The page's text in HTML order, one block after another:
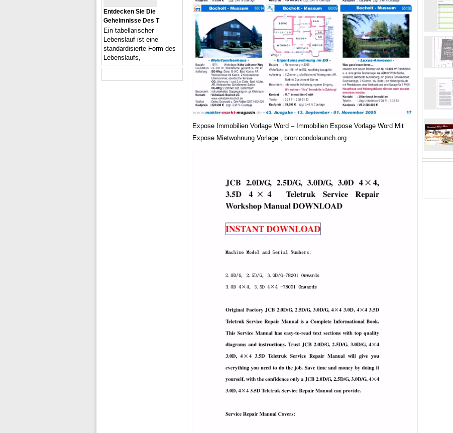
Expose Immobilien Vorlage Word – Immobilien Expose Vorlage Word Mit
Expose Mietwohnung Vorlage , bron:condolaunch.org
Entdecken Sie Die
Geheimnisse Des T
Ein tabellarischer
Lebenslauf ist eine
standardisierte Form des
Lebenslaufs,